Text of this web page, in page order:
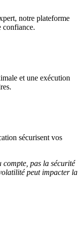
notre plateforme
confiance.
et une exécution
sécurisent vos
compte, pas la sécurité
peut impacter la